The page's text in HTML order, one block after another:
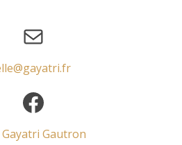
E-mail
Facebook
Gayatri Gautron